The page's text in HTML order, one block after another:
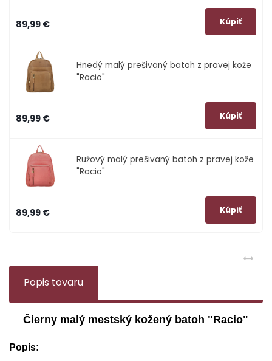
89,99 €
Hnedý malý prešivaný batoh z pravej kože
"Racio"
89,99 €
Ružový malý prešivaný batoh z pravej kože
"Racio"
89,99 €
Popis tovaru
Čierny malý mestský kožený batoh "Racio"
Popis: